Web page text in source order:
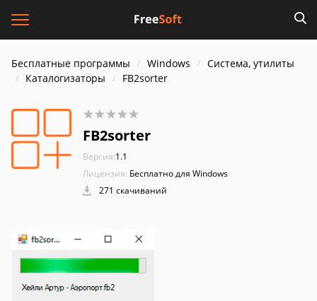
Бесплатные программы Windows
Система, утилиты
Каталогизаторы
FB2sorter
FB2sorter
Версия:1.1
Лицензия: Бесплатно для Windows
271 скачиваний